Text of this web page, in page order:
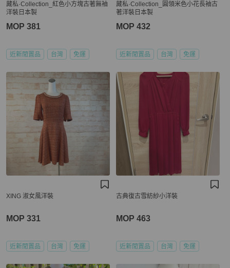
藏私·Collection_紅色小方塊古著無袖
洋裝日本製
MOP 381
近新閒置品 台灣 免運
藏私·Collection_圓領米色小花長袖古
著洋裝日本製
MOP 432
近新閒置品 台灣 免運
XING 淑女風洋裝
MOP 331
近新閒置品 台灣 免運
古典復古雪紡紗小洋裝
MOP 463
近新閒置品 台灣 免運